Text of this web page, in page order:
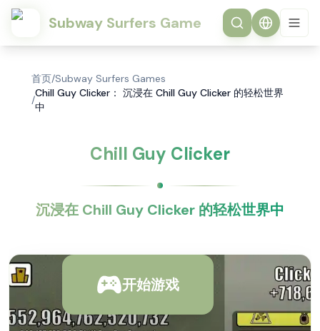
Subway Surfers Game
首页/Subway Surfers Games
/
Chill Guy Clicker： 沉浸在 Chill Guy Clicker 的轻松世界
中
Chill Guy Clicker
沉浸在 Chill Guy Clicker 的轻松世界中
开始游戏